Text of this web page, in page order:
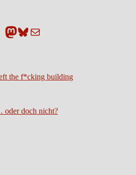
Mastodon
Bluesky
E-Mail
the f*cking building
oder doch nicht?